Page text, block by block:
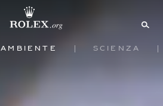
Ambiente Scienza